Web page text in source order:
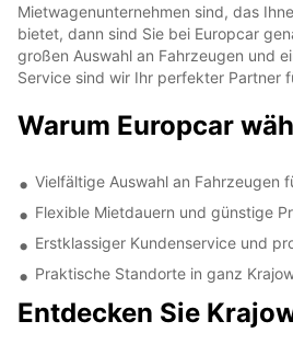
Mietwagenunternehmen sind, das
bietet, dann sind Sie bei Europcar
großen Auswahl an Fahrzeugen und
Service sind wir Ihr perfekter Partner
Warum Europcar
Vielfältige Auswahl an Fahrzeugen
Flexible Mietdauern und günstige
Erstklassiger Kundenservice und
Praktische Standorte in ganz
Entdecken Sie